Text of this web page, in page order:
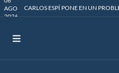
AGO
2026
CARLOS ESPÍ PONE EN UN